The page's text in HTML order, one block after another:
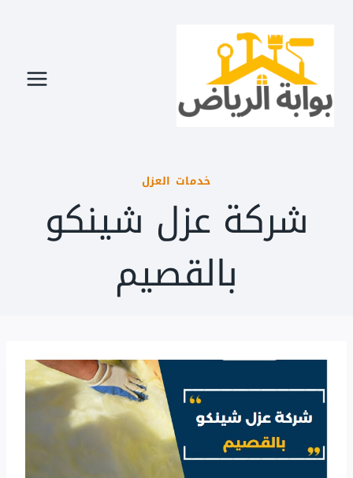
المحتوى
خدمات العزل
شركة عزل شينكو
بالقصيم